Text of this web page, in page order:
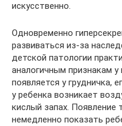
искусственно.
Одновременно
развиваться из-за
детской патологии
аналогичным признакам
появляется у грудничка,
у ребенка возникает
кислый запах. Появление
немедленно показать